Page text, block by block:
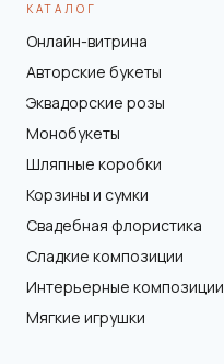
КАТАЛОГ
Онлайн-витрина
Авторские букеты
Эквадорские розы
Монобукеты
Шляпные коробки
Корзины и сумки
Свадебная флористика
Сладкие композиции
Интерьерные композиции
Мягкие игрушки